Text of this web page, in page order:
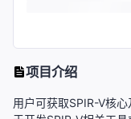
项目介绍
用户可获取SPIR-V核